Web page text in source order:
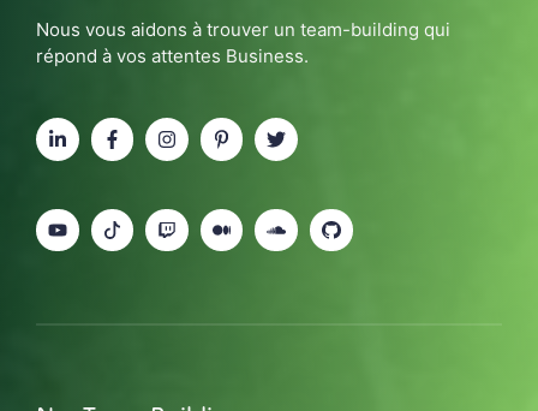
Nous vous aidons à trouver un team-building qui
répond à vos attentes Business.